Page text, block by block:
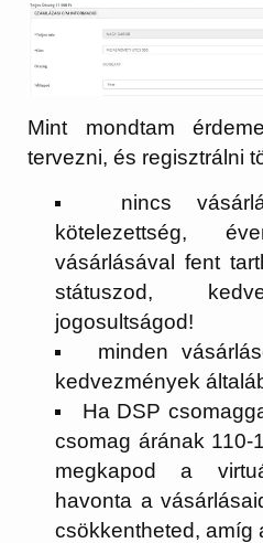
Mint mondtam
tervezni, és regisztrálni
nincs
kötelezettség,
vásárlásával fent
státuszod,
jogosultságod!
minden
kedvezmények
Ha DSP
csomag árának 110-
megkapod a
havonta a
csökkentheted, amíg